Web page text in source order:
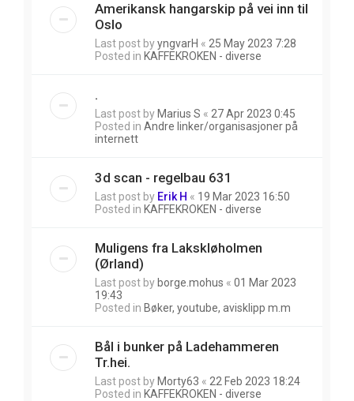
Amerikansk hangarskip på vei inn til
Oslo
Last post byyngvarH « 25 May 2023 7:28
Posted in KAFFEKROKEN - diverse
.
Last post by Marius S « 27 Apr 2023 0:45
Posted in Andre linker/organisasjoner på
internett
3d scan - regelbau 631
Last post by Erik H « 19 Mar 2023 16:50
Posted in KAFFEKROKEN - diverse
Muligens fra Lakskløholmen
(Ørland)
Last post by borge.mohus « 01 Mar 2023
19:43
Posted in Bøker, youtube, avisklipp m.m
Bål i bunker på Ladehammeren
Tr.hei.
Last post by Morty63 « 22 Feb 2023 18:24
Posted in KAFFEKROKEN - diverse